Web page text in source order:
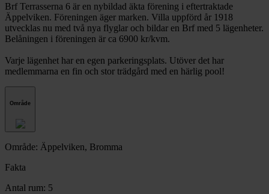
Brf Terrasserna 6 är en nybildad äkta förening i eftertraktade
Äppelviken. Föreningen äger marken. Villa uppförd år 1918
utvecklas nu med två nya flyglar och bildar en Brf med 5 lägenheter.
Belåningen i föreningen är ca 6900 kr/kvm.
Varje lägenhet har en egen parkeringsplats. Utöver det har
medlemmarna en fin och stor trädgård med en härlig pool!
Område
Område: Äppelviken, Bromma
Fakta
Antal rum: 5